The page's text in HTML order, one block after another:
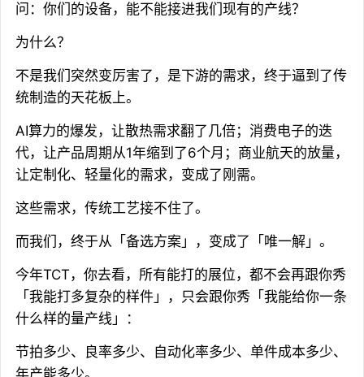
问：你们的设备，能不能接进我们现有的产线？
为什么？
不是我们突然变厉害了，是下游的需求，终于逼到了传
统制造的天花板上。
AI算力的爆发，让散热需求翻了几倍；消费电子的迭
代，让产品周期从1年缩到了6个月；商业航天的放量，
让定制化、轻量化的需求，变成了刚需。
这些需求，传统工艺接不住了。
而我们，终于从「备选方案」，变成了「唯一解」。
今年TCT，你去看，所有能打的展位，都不会再跟你秀
「我能打多复杂的样件」，只会跟你秀「我能给你一条
什么样的量产线」：
节拍多少、良率多少、自动化率多少、单件成本多少、
年产能多少。